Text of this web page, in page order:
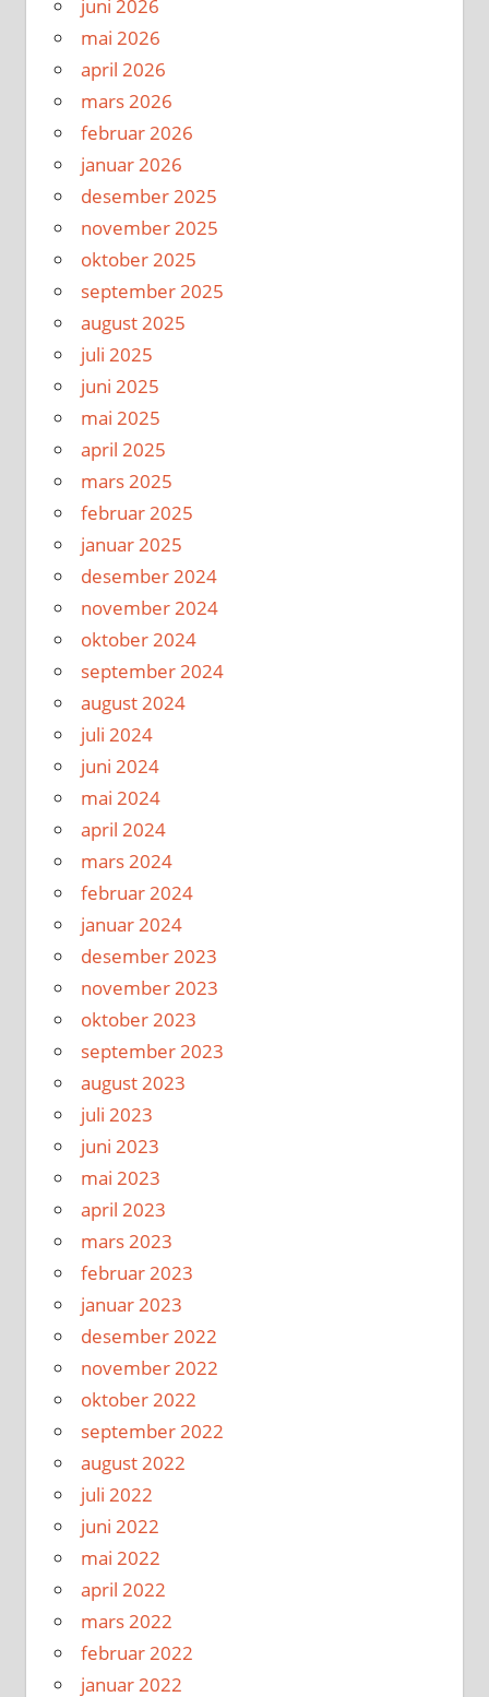
juni 2026
mai 2026
april 2026
mars 2026
februar 2026
januar 2026
desember 2025
november 2025
oktober 2025
september 2025
august 2025
juli 2025
juni 2025
mai 2025
april 2025
mars 2025
februar 2025
januar 2025
desember 2024
november 2024
oktober 2024
september 2024
august 2024
juli 2024
juni 2024
mai 2024
april 2024
mars 2024
februar 2024
januar 2024
desember 2023
november 2023
oktober 2023
september 2023
august 2023
juli 2023
juni 2023
mai 2023
april 2023
mars 2023
februar 2023
januar 2023
desember 2022
november 2022
oktober 2022
september 2022
august 2022
juli 2022
juni 2022
mai 2022
april 2022
mars 2022
februar 2022
januar 2022